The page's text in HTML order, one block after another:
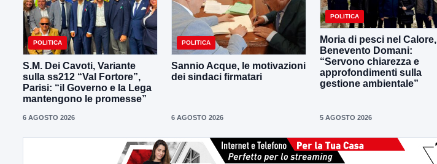
POLITICA
S.M. Dei Cavoti, Variante
sulla ss212 “Val Fortore”,
Parisi: “il Governo e la Lega
mantengono le promesse”
6 AGOSTO 2026
POLITICA
Sannio Acque, le motivazioni
dei sindaci firmatari
6 AGOSTO 2026
POLITICA
Moria di pesci nel Calore,
Benevento Domani:
“Servono chiarezza e
approfondimenti sulla
gestione ambientale”
5 AGOSTO 2026